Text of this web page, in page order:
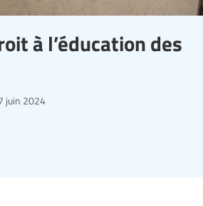
à l’éducation des
juin 2024